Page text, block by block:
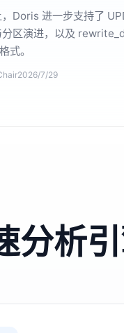
Apache Doris，针对
入内置倒排索引后，全
8/5
分析